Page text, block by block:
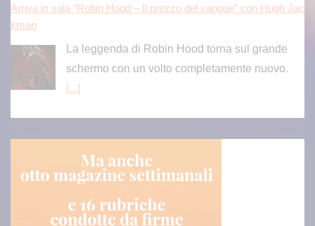
La leggenda di Robin Hood torna sul grande
[...]